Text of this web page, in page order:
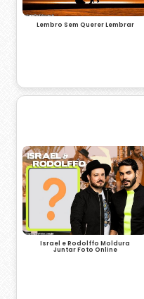
Lembro Sem Querer Lembrar
Israel e Rodolffo Moldura
Juntar Foto Online